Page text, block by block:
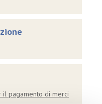
pagamento di merci